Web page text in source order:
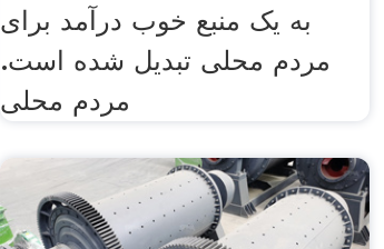
به یک منبع خوب درآمد برای
مردم محلی تبدیل شده است.
مردم محلی